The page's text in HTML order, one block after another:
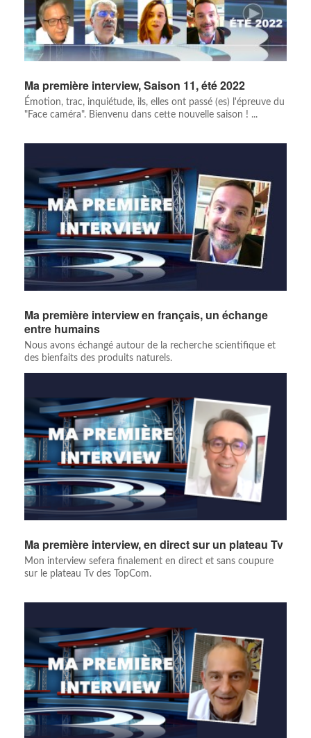
Ma première interview, Saison 11, été 2022
Émotion, trac, inquiétude, ils, elles ont passé (es) l'épreuve du
"Face caméra". Bienvenu dans cette nouvelle saison ! ...
Ma première interview en français, un échange
entre humains
Nous avons échangé autour de la recherche scientifique et
des bienfaits des produits naturels.
Ma première interview, en direct sur un plateau Tv
Mon interview sefera finalement en direct et sans coupure
sur le plateau Tv des TopCom.